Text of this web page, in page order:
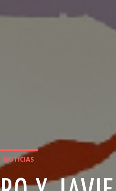
NOTICIAS